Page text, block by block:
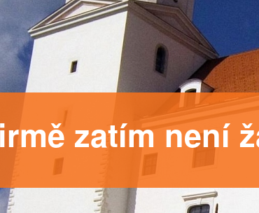
zatím není